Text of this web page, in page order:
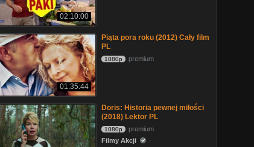
02:10:00
01:35:44
Piąta pora roku (2012) Cały film
PL
1080p premium
Doris: Historia pewnej miłości
(2018) Lektor PL
1080p
premium
Filmy Akcji